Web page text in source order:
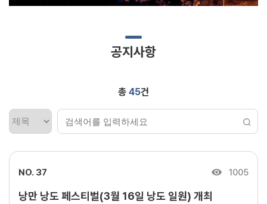
공지사항
총 45건
NO. 37 1005
낭만 낭도 페스티벌(3월 16일 낭도 일원) 개최